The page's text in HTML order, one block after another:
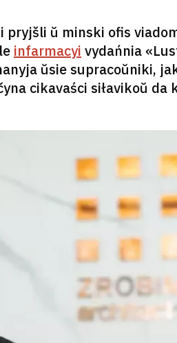
pryjšli ŭ minski ofis
infarmacyi vydańnia
ŭsie supracoŭniki,
cikavaści siłavikoŭ